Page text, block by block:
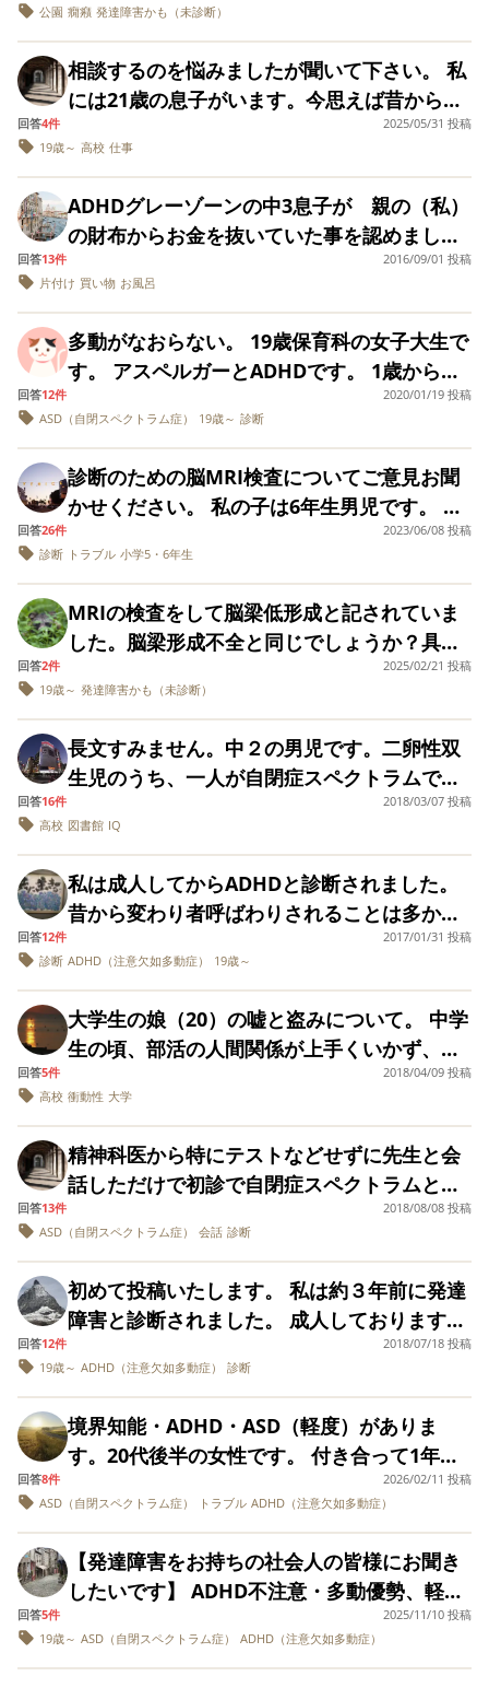
えない別の部屋でテ
レビが点く瞬間が音
（高周波的なピーン
という感覚）で分か
った。 ・静か過ぎる
空間では「ピー」と
いう耳鳴りのような
ものを感じた。 ・騒
がしい居酒屋では、
相手の話の7割くらい
が聞き取れない。 ・
声が響く浴室が苦手
・天気が悪くなると
耳が痛くなる などで
す。 聴覚過敏の方、
又はそのご家族さ
ま、どのような事で
も構いません。 「聴
覚過敏あるある」を
教えてください。
た、長男はとにかく常に声がデカイ。 聴覚過
敏なのにデカイ声出して不快ではないのでし
ょうか？周りの音が大きめに聞こえるから声
もデカくなるのでしょうか？ 私の経験で思い
当たるのは ・子供の頃、見えない別の部屋で
いう感覚）で分かった。 ・静か過ぎる空間で
は「ピー」という耳鳴りのようなものを感じ
た。 ・騒がしい居酒屋では、相手の話の7割
くらいが聞き取れない。 ・声が響く浴室が苦
手 ・天気が悪くなると耳が痛くなる などで
す。 聴覚過敏の方、又はそのご家族さま、ど
のような事でも構いません。 「聴覚過敏ある
と思います。 こんな場合どうしていますか？
支援級なので支援の先生に相談する？ 聴覚過
敏のあるお子様、どうしていますか？
いました。感覚過敏も少しあるのかな。濡れ
るとイライラしてるし。 質問は、こういっ
た、過敏て、辛いのですか？程度によります
か？ なんか、集団生活が可哀想になってきま
とをして食べられたか お聞きしたいです。 よ
ろしくお願いいたします。
す。 いわゆる、我が家のように癇癪やADHD
のように過ごしていますか？ 毎回息が詰まり
ます。 近所の聞き分けの良い姉弟を持つママ
は、ふたりを連れて、電車で一時間の水族館
にいったり近所の公園でお弁当たべたり、い
わゆる平和なフツウの楽しい育児をしてい
て、そのお友達も増えて集団で遊んでいま
す。 うちも誘っていただいたこと何回かあ
り、でも、公園の敷地内から10秒でいなくな
る、みんながやってる砂場、滑り台、ブラン
コ 興味なし。外を走る車のタイヤに突っ込ん
でいきたい息子なので座って話なんてでき
ず、結局、息子を恨むようになって、誘いを
黄色い線の内側なんて不可能。ねっ転がって
線路を覗くタイプ。3分の待ち時間がとてつも
なく長い、私はすでに汗だく、動悸、イライ
ラ、。ようやく電車に乗るが一駅目から次を
待てない、その場で押さえつけて動かないよ
うにするしかない、18駅先の場所なんて無
理。 結局、友達もいない、行き場もない、自
ので恐怖です。 過ごし方のアドバイス教えて
公園 癇癪 発達障害かも（未診断）
相談するのを悩みましたが聞いて下さい。 私
には21歳の息子がいます。今思えば昔からな
んだが育てにくい子だなと思っていました
が、高校2年生の時ある事がきっかけで病院を
した。明るく友達も多いですが、悪知恵も沢
山入る事があり、トラブルが絶えず、仕事も
長続きせず何か気に食わない事があれば癇癪
を起こし部屋の壁に穴を開けては心が落ち着
く事がありません。過去に暴力を振るわれた
事もありました。 口喧しい私がいけないとは
思ってます。頭ではADHDを理解してますが
問題が生じる度に、何度話をしても話が通じ
ないので困っています。段々と心が疲れてど
のように対応したら良いか分かりません。
回答4件
2025/05/31 投稿
19歳～ 高校 仕事
ADHDグレーゾーンの中3息子が 親の（私）
の財布からお金を抜いていた事を認めまし
た。 今まで、おかしいな、と思った時が何度
かあり、その度、これ、どうしたの？どうや
布から取ったよね？と問い詰めても、違う、
取ってない、お年玉の貯めていたお金だ、と
か、カードを売ったお金だとか、おばあちゃ
んにもらったあまりのお金、の一点張りで、
私もお金の管理が出来ていなく、半分悪いの
で、強くは言えませんでした。が、寝るとき
には財布は寝床に持っていってたのですが、
お風呂の時に盗っていたようです。そして今
週、主人の財布から1万円がなくなり…すべて
発覚。 罰を与えても次の日には忘れるし意味
はない事は分かっていましたが 、許せず、髪
の毛を坊主にして来るまで帰ってくるな、と
かっこよく短くなって帰ってきただけで。坊
主にすれば、しばらく覚えているかとおもっ
たのですが。 この度、電子キーの金庫を購入
しましたので今後は家での窃盗はなくなるは
ずですが。 元々物への執着がすごいので、非
行？思春期？これが特性？と思い知らされた
ように感じたのですが。 とりあえず嘘をさら
っとつくのが、悩みです。今度嘘ついたら家
出てくからごめんなさい、（おばあちゃん
える以外にどのような対応をすればいいのか
分かりません。 罰でなく、目標？これが出来
たら、買ってあげるよ、など、好ましくない
と分かっていますが、 やっていますが、努力
の必要なものはいやみたいです。諭しても心
に全く響きませんし。 不思議なもので、親に
はひどい事、（最近では私が朝早く作ったお
弁当を買い物に行った事を隠すため、食べ
ず、部屋で腐らせた）などしているのに、友
達や学校では問題なく、今時男子として過ご
しています。 サッカー部で頑張っていたり勉
強もお金をかけ、個別に通わせて、ですがか
言われますが、その程度。 スクールカウンセ
ラーからは、学校で頑張れるんであれば、何
が問題なんでしょう？ 親の心配しすぎ？もっ
とひどい子いますから…的な事言われ一度し
か行ってません。 そして 普段は息子と会話
で笑いあうようなフレンドリーな親子なので
す 最近は怒っても次の日には忘れるので、意
味がないので、自分が疲れないよう、あまり
声を荒げず、外で反省しなさい、と玄関から
回答13件
2016/09/01 投稿
片付け 買い物 お風呂
多動がなおらない。 19歳保育科の女子大生で
す。 アスペルガーとADHDです。 1歳から疑
診断されました) 私は、軽度ですが、多動が
るため、 私は目立ちませんでした。 でも、周
りが落ち着いてくる頃から、 少しずつ じっと
していられないことが 目立つようになりまし
た。 中学生のとき、集団塾で、 高校受験の説
明会がありました。 そのとき、私だけそわそ
わ動いたり、 親にちょっかいをかけたりし
いません。 ちゃんと座って、お行儀よくする
こと 頑張っているけど疲れてしまいます。 授
業で、保育科なので 器楽演奏をするときがあ
るのですが、 皆で並んでいるとき、 自分では
じっとしようとしても、 私だけ 動いてしまっ
のが気になり 触りに行って 幼児のように遊び
回ってしまいます。 家でも、ずっとバランス
ボールで飛び跳ね、 外出の時も、急ぐ必要が
なくても 走り出してしまいます。 常同行動も
あるって思います。 でも、しらべてみたら、
普通多動は、大きくなったら治ると 書いてあ
りました。 私みたいに、 治らないこともある
ますが、 社会人になってもこのままだったら
色々な手続きがあり、 身だしなみなど、 大人
の女性としての常識ができないからです。 も
し、治らないなら、軽度ではあるけど、 薬を
飲んだ方が良いのでしょうか。
回答12件
2020/01/19 投稿
ASD（自閉スペクトラム症）
19歳～ 診断
診断のための脳MRI検査についてご意見お聞
かせください。 私の子は6年生男児です。 年
長のころから近くのクリニックでアスペルガ
ーと診断され内服してきました。すぐに怒っ
あまりサポートしてもらえないところに困
り、子供が思春期になり母の声が届かなくな
る前に別の発達専門のクリニックに行きまし
た。作業療法やアンガーマネジメントのトレ
ーニングができればと思ったからです。 改め
て検査し、診断をつけるところから始めてほ
しいと言ったところ、脳MRI検査を勧められ
ました。うちの子はチックがあるので静止で
きないことから鎮静剤を使う必要があり、そ
の場合病院で行うので平日に学校を休ませて
行くことになります。 うちの子は学校ではト
ラブルなく他の子と同じように過ごせていま
じるところもある程度なのですが、確かな診
断のためには必要なのでしょうか。 学校を休
ませる、鎮静剤を使うことが、過剰に感じて
しまっています。 アスペルガーのお子さんを
お持ちの皆さま、脳MRI検査はされました
か？ ぜひお聞かせください。
回答26件
2023/06/08 投稿
診断 トラブル 小学5・6年生
MRIの検査をして脳梁低形成と記されていま
した。脳梁形成不全と同じでしょうか？具体
的にはどのように育つ可能性、問題なく生活
出来たり、出来なかったり、発達障害の可能
たいです。
回答2件
2025/02/21 投稿
19歳～ 発達障害かも（未診断）
長文すみません。中２の男児です。二卵性双
生児のうち、一人が自閉症スペクトラムで
す。（もう一人は全く普通で、部活・勉強・
友人関係をエンジョイしています。）小さい
子、と思いながら育てていましたが、健診や
学校では何も指摘されたことはありません。
話すのが苦手だったくらいで、いつも元気で
楽しそうに過ごし、成績もよく、何の悩みも
ありませんでした。家族で毎週のように博物
館、科学館、バーベキューなど出かけたり旅
行を楽しむなどの幸せな小学校生活だったと
思います。 中学に入ってから、あまり話さず
笑わなくなりました。反抗期かいわゆる中２
病かとも思ったのですが、自閉症スペクトラ
ムの特徴がこの年齢になって少しずつ出てき
て、目を見て話さなくなりました。暴言・乱
ほとんど部屋で「高校の物理」と「高校の数
Ⅰ」を何時間でもやっています。 この２年で、
まるで人格が変わってしまったかのように見
えます。話し方の抑揚がなく、身振り手振り
などなく単調に話します。無表情です。歩く
ときもロボットのようで、両手をまっすぐ降
ろして服のすそを握ったりいじったりしてい
て、どことなく動作のぎこちない感じです。
小さいコマ（指で回すもの）や、回りそうな
うです。小さいころは明るく無邪気で、良く
笑っていたのに。 ３か月前に、嫌がりました
が何とかメンタルクリニックを受診しまし
た。IQは全般的に年齢より少し上。PARS-TR
回答16件
2018/03/07 投稿
高校 図書館 IQ
私は成人してからADHDと診断されました。
昔から変わり者呼ばわりされることは多かっ
慣の爪噛みが止められないことです。爪の噛
す。 でもまだ今は大学に通ってるので大丈夫
だとは思いますが社会人になると流石に他の
人からも目立つのかなと思ってしまいます。
お母さん達に爪！って噛んでると怒られるの
も余計ストレスが貯まります。 やめようとし
ても出来ないものは出来ないのに…… なんと
か自主的に止めれる方法を探しています。
回答12件
2017/01/31 投稿
診断 ADHD（注意欠如多動症） 19歳～
大学生の娘（20）の嘘と盗みについて。 中学
生の頃、部活の人間関係が上手くいかず、嘘
をついて休むようになり、結果退部しまし
た。高校では禁止されているスマホを授業中
省文を書いたこともありました。 高2頃から
親の財布から万単位のお金を抜いて、アイド
ルの握手会やライブに行くようになり、大学
に入ってからエスカレートして止まりませ
ん。入学から半年で約30万使いました。 事情
があって人から預かっていたお金だったの
で、その旨伝えると「悪いことをした」と泣
いていました。その頃始めたバイトの給料は
穴埋めの為使わずに貯めていました。 しか
し、その後も親から盗んで嘘をついてアイド
ル関係に浪費することを繰り返し、1年半前に
医者にかかり、ADHDの特性を持っていると
系が弱い、衝動性があるとのことでした。 怒
っても、優しく言い聞かせても、一緒に考え
ても、ひどくなるばかりです。 この度、せっ
かく貯めていた穴埋めの為のバイト代がここ4
カ月の間に全額使われていることがわかりま
回答5件
2018/04/09 投稿
高校 衝動性 大学
精神科医から特にテストなどせずに先生と会
話しただけで初診で自閉症スペクトラムと
ADHDと診断されました。 たった1回たった
30分での診断は確実なのでしょうか？
回答13件
2018/08/08 投稿
ASD（自閉スペクトラム症）
会話 診断
初めて投稿いたします。 私は約３年前に発達
障害と診断されました。 成人しております。
親に養育歴を聞くことが診断に必要ともなっ
ておりますが、聞かずとも、発達障害で間違
すが、やはり診断の基準としては養育歴も必
要なので親に話を聞くとより正確に診断でき
るとおっしゃっていました。 現在は、大人の
発達障害に強い病院で困りごとに対する工夫
を教えて頂いたり、対人関係のトレーニング
をしています。 本題ですが、親に自身の発達
障害を伝えるかかんがえております。 伝える
理由ですが、親に自身を知ってもらうこと、
自身の失敗には理由があり人より不器用な面
回答12件
2018/07/18 投稿
19歳～ ADHD（注意欠如多動症） 診断
境界知能・ADHD・ASD（軽度）がありま
す。20代後半の女性です。 付き合って1年に
なる彼氏（2歳下）がいて、同棲の話が出てい
ます。 実際に同棲するのは来年以降になりそ
す。 私は現在実家暮らしで、これまであまり
家事などをしてこなかったため、生活力に自
信がありません。 同棲したら自立したい気持
ちはありますし、自分なりにできることは頑
回答8件
2026/02/11 投稿
ASD（自閉スペクトラム症）
トラブル ADHD（注意欠如多動症）
【発達障害をお持ちの社会人の皆様にお聞き
したいです】 ADHD不注意・多動優勢、軽度
のASD持ちです。 WAIS知能検査では知覚推
理が130に対し、ワーキングメモリが90で
回答5件
2025/11/10 投稿
19歳～ ASD（自閉スペクトラム症） ADHD（注意欠如多動症）